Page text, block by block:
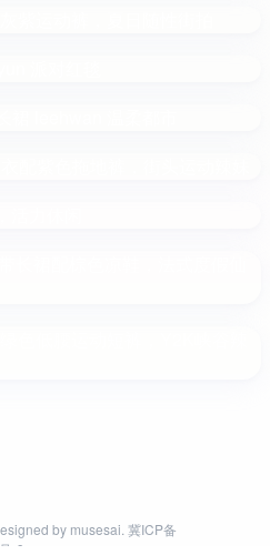
by musesai 冀ICP备
-9